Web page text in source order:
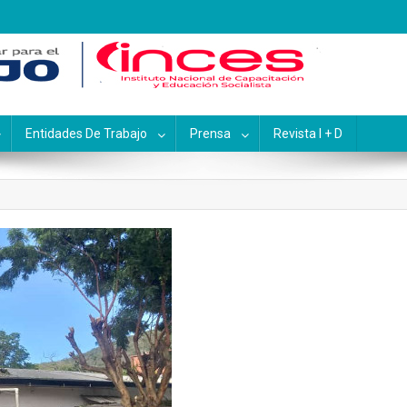
y Educación
Entidades De Trabajo Prensa Revista I + D